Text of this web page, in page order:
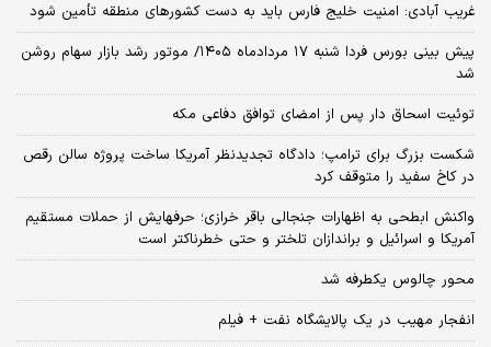
غریب آبادی: امنیت خلیج فارس باید به دست کشورهای منطقه تأمین شود
پیش بینی بورس فردا شنبه ۱۷ مردادماه ۱۴۰۵/ موتور رشد بازار سهام روشن
شد
توئیت اسحاق دار پس از امضای توافق دفاعی مکه
شکست بزرگ برای ترامپ؛ دادگاه تجدیدنظر آمریکا ساخت پروژه سالن رقص
در کاخ سفید را متوقف کرد
واکنش ابطحی به اظهارات جنجالی باقر خرازی؛ حرفهایش از حملات مستقیم
آمریکا و اسرائیل و براندازان تلختر و حتی خطرناکتر است
محور چالوس یکطرفه شد
انفجار مهیب در یک پالایشگاه نفت + فیلم